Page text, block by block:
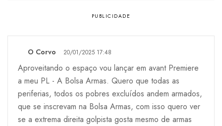
O Corvo 20/01/2025 17:48
Aproveitando o espaço vou lançar em avant Premiere
a meu PL - A Bolsa Armas. Quero que todas as
periferias, todos os pobres excluídos andem armados,
que se inscrevam na Bolsa Armas, com isso quero ver
se a extrema direita golpista gosta mesmo de armas